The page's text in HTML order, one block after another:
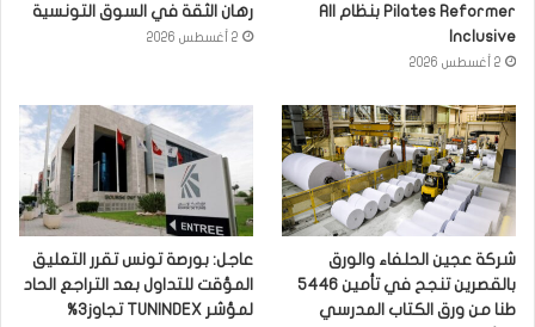
Pilates Reformer بنظام All
Inclusive
2 أغسطس 2026
رهان الثقة في السوق التونسية
2 أغسطس 2026
شركة عجين الحلفاء والورق
بالقصرين تنجح في تأمين 5446
طنا من ورق الكتاب المدرسي
عاجل: بورصة تونس تقرر التعليق
المؤقت للتداول بعد التراجع الحاد
لمؤشر TUNINDEX تجاوز3%